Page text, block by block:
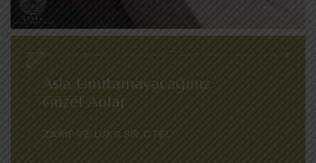
Asla Unutamayacağınız
Güzel Anlar
ZARIF VE LÜKS BIR OTEL